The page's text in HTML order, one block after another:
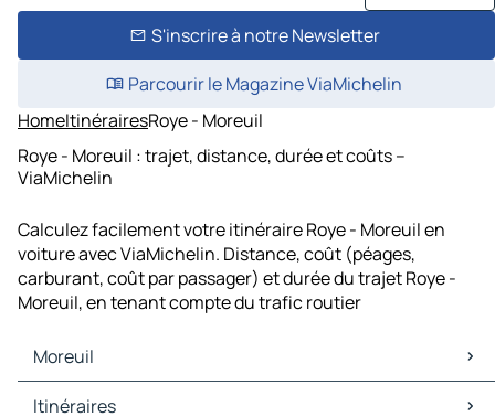
S'inscrire à notre Newsletter
Parcourir le Magazine ViaMichelin
HomeItinérairesRoye - Moreuil
Roye - Moreuil : trajet, distance, durée et coûts –
ViaMichelin
Calculez facilement votre itinéraire Roye - Moreuil en
voiture avec ViaMichelin. Distance, coût (péages,
carburant, coût par passager) et durée du trajet Roye -
Moreuil, en tenant compte du trafic routier
Moreuil
Moreuil Cartes et plans
Itinéraires